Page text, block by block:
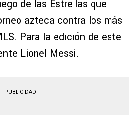
de las Estrellas que
azteca contra los más
Para la edición de este
Lionel Messi.
PUBLICIDAD